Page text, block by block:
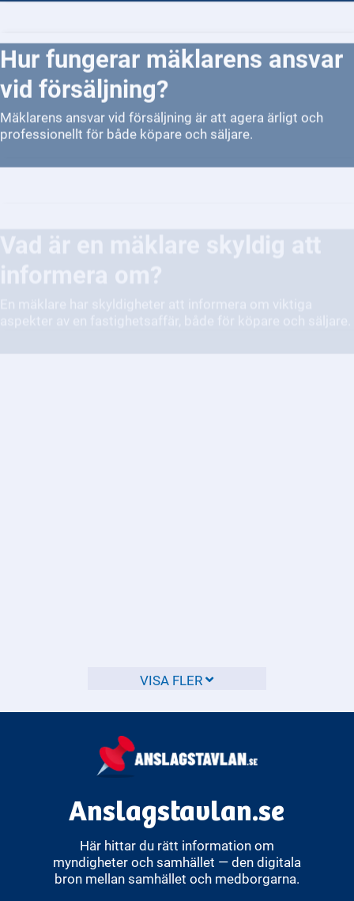
Hur fungerar mäklarens ansvar
vid försäljning?
Mäklarens ansvar vid försäljning är att agera ärligt och
professionellt för både köpare och säljare.
informera om?
En mäklare har skyldigheter att informera om viktiga
aspekter av en fastighetsaffär, både för köpare och säljare.
utbildning och godkännande från
VISA FLER
Anslagstavlan.se
Här hittar du rätt information om
myndigheter och samhället — den digitala
bron mellan samhället och medborgarna.